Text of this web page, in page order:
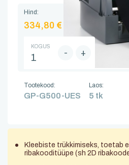
Hind:
334,80 €
KOGUS
- +
Tootekood:
GP-G500-UES
Laos:
5 tk
Kleebiste trükkimiseks, toetab
ribakooditüüpe (sh 2D